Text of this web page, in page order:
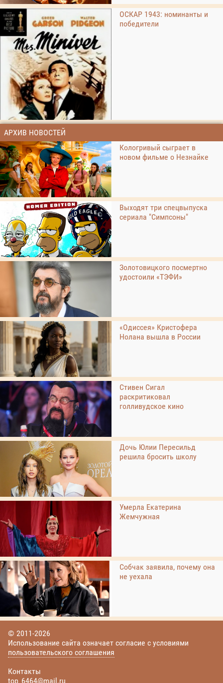
ОСКАР 1943: номинанты и
победители
АРХИВ НОВОСТЕЙ
Кологривый сыграет в
новом фильме о Незнайке
Выходят три спецвыпуска
сериала "Симпсоны"
Золотовицкого посмертно
удостоили «ТЭФИ»
«Одиссея» Кристофера
Нолана вышла в России
Стивен Сигал
раскритиковал
голливудское кино
Дочь Юлии Пересильд
решила бросить школу
Умерла Екатерина
Жемчужная
Собчак заявила, почему она
не уехала
© 2011-2026
Использование сайта означает согласие с условиями
пользовательского соглашения
Контакты
top_6464@mail.ru